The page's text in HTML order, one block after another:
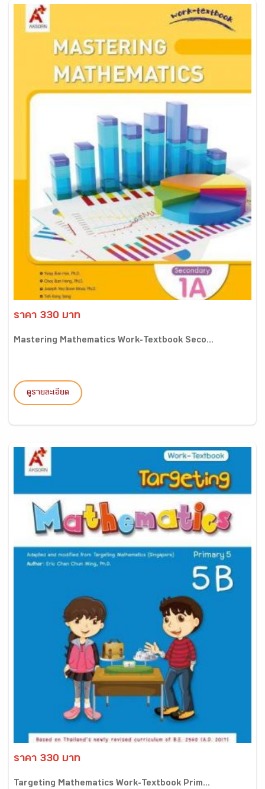
ราคา 330 บาท
Mastering Mathematics Work-Textbook Seco...
ดูรายละเอียด
ราคา 330 บาท
Targeting Mathematics Work-Textbook Prim...